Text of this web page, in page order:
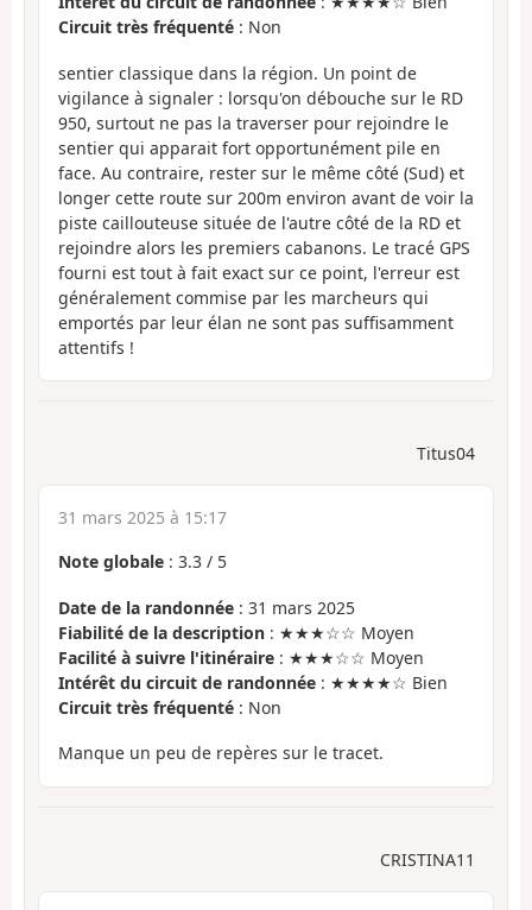
Circuit très fréquenté : Non
sentier classique dans la région. Un point de
vigilance à signaler : lorsqu'on débouche sur le RD
950, surtout ne pas la traverser pour rejoindre le
sentier qui apparait fort opportunément pile en
face. Au contraire, rester sur le même côté (Sud) et
longer cette route sur 200m environ avant de voir la
piste caillouteuse située de l'autre côté de la RD et
rejoindre alors les premiers cabanons. Le tracé GPS
fourni est tout à fait exact sur ce point, l'erreur est
généralement commise par les marcheurs qui
emportés par leur élan ne sont pas suffisamment
attentifs !
Titus04
31 mars 2025 à 15:17
Note globale : 3.3 / 5
Date de la randonnée : 31 mars 2025
Fiabilité de la description : ★★★☆☆ Moyen
Facilité à suivre l'itinéraire : ★★★☆☆ Moyen
Intérêt du circuit de randonnée : ★★★★☆ Bien
Circuit très fréquenté : Non
Manque un peu de repères sur le tracet.
CRISTINA11